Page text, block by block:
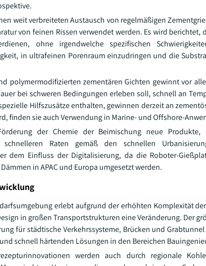
weit verbreiteten Austausch von regelmäßigen
von feinen Rissen verwendet werden. Es wird berichtet,
ohne irgendwelche spezifischen
in ultrafeinen Porenraum einzudringen und die
polymermodifizierten zementären Gichten gewinnt vor
bei schweren Bedingungen erleben soll, schnell an
Hilfszusätze enthalten, gewinnen derzeit an
finden sie auch Verwendung in Marine- und Offshore-
der Chemie der Beimischung neue
Raten gemäß den schnellen
dem Einfluss der Digitalisierung, da die Roboter-
in APAC und Europa umgesetzt werden.
erlebt aufgrund der erhöhten Komplexität
in großen Transportstrukturen eine Veränderung. Der
für städtische Verkehrssysteme, Brücken und
schnell härtenden Lösungen in den Bereichen
werden auch durch regionale